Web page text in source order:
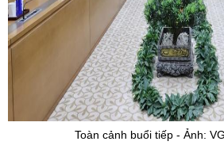
Toàn cảnh buổi tiếp - Ảnh: